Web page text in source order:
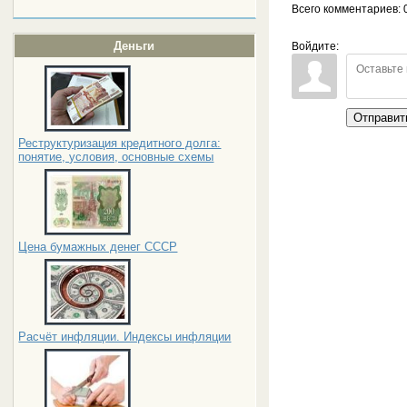
Деньги
Реструктуризация кредитного долга:
понятие, условия, основные схемы
Цена бумажных денег СССР
Расчёт инфляции. Индексы инфляции
Всего комментариев:
Войдите: